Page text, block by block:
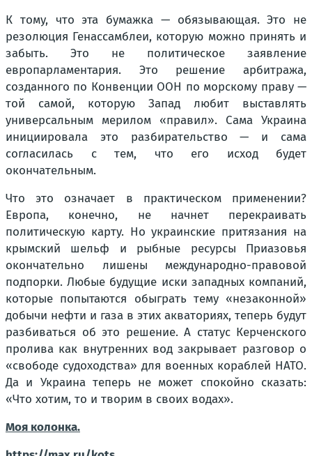
К тому, что эта бумажка — обязывающая. Это не
резолюция Генассамблеи, которую можно принять и
забыть. Это не политическое заявление
европарламентария. Это решение арбитража,
созданного по Конвенции ООН по морскому праву —
той самой, которую Запад любит выставлять
универсальным мерилом «правил». Сама Украина
инициировала это разбирательство — и сама
согласилась с тем, что его исход будет
окончательным.
Что это означает в практическом применении?
Европа, конечно, не начнет перекраивать
политическую карту. Но украинские притязания на
крымский шельф и рыбные ресурсы Приазовья
окончательно лишены международно-правовой
подпорки. Любые будущие иски западных компаний,
которые попытаются обыграть тему «незаконной»
добычи нефти и газа в этих акваториях, теперь будут
разбиваться об это решение. А статус Керченского
пролива как внутренних вод закрывает разговор о
«свободе судоходства» для военных кораблей НАТО.
Да и Украина теперь не может спокойно сказать:
«Что хотим, то и творим в своих водах».
Моя колонка.